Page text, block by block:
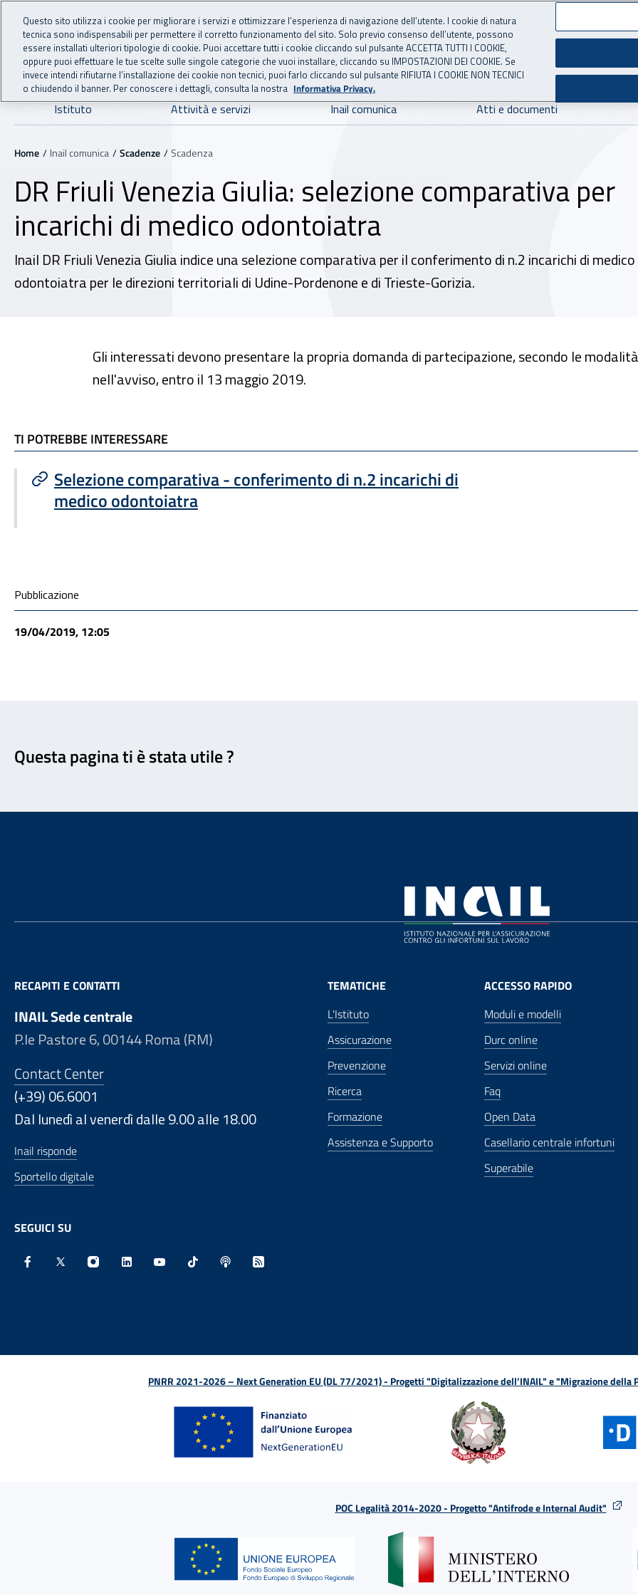
Vai al menu principale
Vai al contenuto principale
INAIL - Istituto Nazionale per l'Assicurazione
Navigazione principale
Istituto Attività e servizi Inail comunica Atti e documenti
Navigazione - Ti trovi in:
Home Inail comunica Scadenze Scadenza
DR Friuli Venezia Giulia: selezione comparativa per
incarichi di medico odontoiatra
Inail DR Friuli Venezia Giulia indice una selezione comparativa per il conferimento di n.2 incarichi di medico
odontoiatra per le direzioni territoriali di Udine-Pordenone e di Trieste-Gorizia.
Gli interessati devono presentare la propria domanda di partecipazione, secondo le
nell'avviso, entro il 13 maggio 2019.
TI POTREBBE INTERESSARE
TI POTREBBE INTERESSARE
Selezione comparativa - conferimento di n.2 incarichi di
medico odontoiatra
Condivisione social
Pubblicazione
19/04/2019, 12:05
Questa pagina ti è stata utile ?
RECAPITI E CONTATTI
INAIL Sede centrale
P.le Pastore 6, 00144 Roma (RM)
Contact Center
(+39) 06.6001
Dal lunedì al venerdì dalle 9.00 alle 18.00
Inail risponde
Sportello digitale
SEGUICI SU
TEMATICHE
L'Istituto
Assicurazione
Prevenzione
Ricerca
Formazione
Assistenza e Supporto
ACCESSO RAPIDO
Moduli e modelli
Durc online
Servizi online
Faq
Open Data
Casellario centrale infortuni
Superabile
PNRR 2021-2026 – Next Generation EU (DL 77/2021) - Progetti "Digitalizzazione dell’INAIL" e "Migrazione della
POC Legalità 2014-2020 - Progetto "Antifrode e Internal Audit"
Questo sito utilizza i cookie per migliorare i servizi e ottimizzare l’esperienza di navigazione dell’utente. I cookie di natura
tecnica sono indispensabili per permettere il corretto funzionamento del sito. Solo previo consenso dell’utente, possono
essere installati ulteriori tipologie di cookie. Puoi accettare tutti i cookie cliccando sul pulsante ACCETTA TUTTI I COOKIE,
oppure puoi effettuare le tue scelte sulle singole categorie che vuoi installare, cliccando su IMPOSTAZIONI DEI COOKIE. Se
invece intendi rifiutarne l’installazione dei cookie non tecnici, puoi farlo cliccando sul pulsante RIFIUTA I COOKIE NON TECNICI
o chiudendo il banner. Per conoscere i dettagli, consulta la nostra Informativa Privacy.